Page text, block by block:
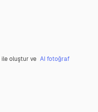
ile oluştur ve AI fotoğraf